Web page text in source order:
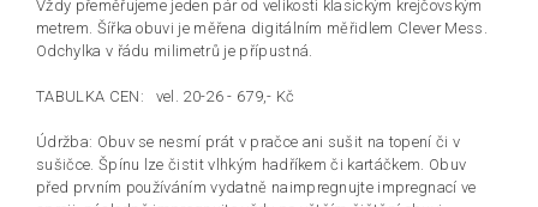
Vždy přeměřujeme jeden pár od velikosti klasickým krejčovským
metrem. Šířka obuvi je měřena digitálním měřidlem Clever Mess.
Odchylka v řádu milimetrů je přípustná.
TABULKA CEN: vel. 20-26 - 679,- Kč
Údržba: Obuv se nesmí prát v pračce ani sušit na topení či v
sušičce. Špínu lze čistit vlhkým hadříkem či kartáčkem. Obuv
před prvním používáním vydatně naimpregnujte impregnací ve